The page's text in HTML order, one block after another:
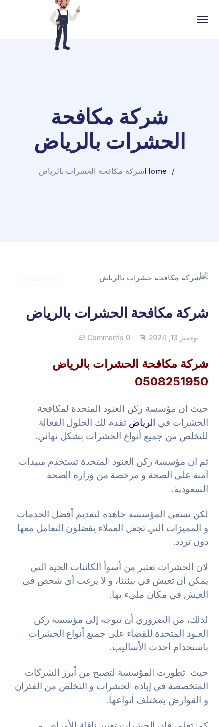
شركة مكافحة
الحشرات بالرياض
Homeشركة مكافحة الحشرات بالرياض
نوفمبر
شركة مكافحة الحشرات بالرياض
نوفمبر 13, 2024 0 Comments
شركة مكافحة الحشرات بالرياض
0508251950
حيث ان مؤسسة ركن العنود المتحدة لمكافحة
الحشرات في الرياضتقدم لك الحلول الفعالة
للتخلص من جميع أنواع الحشرات بشكل نهائي.
ثم ان مؤسسة ركن العنود المتحدة تستخدم مبيدات
آمنة على الصحة و مرخصة من وزارة الصحة
السعودية.
لكن تسعى المؤسسة جاهدة لتقديم أفضل الخدمات
و المميزات التي تجعل العملاء يفضلون التعامل معها
دون تردد.
لان الحشرات تعتبر من أسوأ الكائنات الحية التي
يمكن أن تعيش في بيئتنا، و لا يرغب أي شخص في
العيش في مكان مليء بها.
لذلك، من الضروري أن تتوجه إلى مؤسسة ركن
العنود المتحدة للقضاء على جميع أنواع الحشرات
باستخدام أحدث الأساليب.
حيث تطورت المؤسسة لتصبح من أبرز الشركات
المتخصصة في إبادة الحشرات و التخلص من الفئران
و القوارض بمختلف أنواعها.